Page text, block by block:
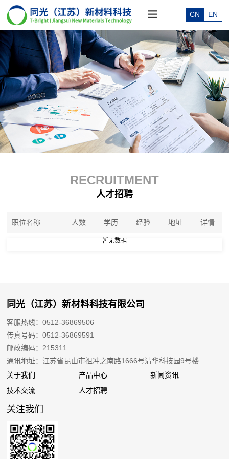
CN EN
RECRUITMENT
人才招聘
职位名称 人数 学历 经验 地址 详情
暂无数据
同光（江苏）新材料科技有限公司
客服热线：0512-36869506
传真号码：0512-36869591
邮政编码：215311
通讯地址：江苏省昆山市祖冲之南路1666号清华科技园9号楼
关于我们
产品中心
新闻资讯
技术交流
人才招聘
关注我们